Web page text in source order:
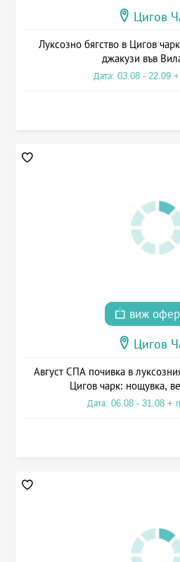
Цигов
Луксозно бягство в Цигов
джакузи във
Дата: 03.08 - 22.09
виж
Цигов
Август СПА почивка в
Цигов чарк: нощувка,
Дата: 06.08 - 31.08 +